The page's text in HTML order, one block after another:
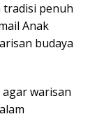
tradisi penuh
Anak
budaya
warisan